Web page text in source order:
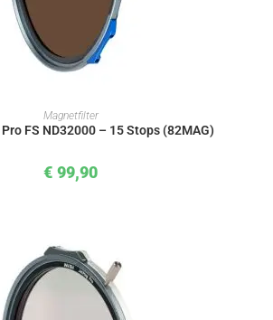
IN DEN WARENKORB
Magnetfilter
FS ND32000 – 15 Stops (82MAG)
€ 99,90